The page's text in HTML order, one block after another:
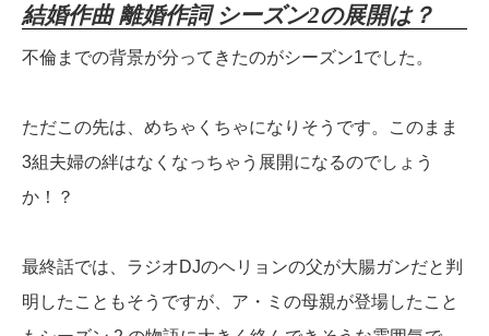
結婚作曲 離婚作詞 シーズン2の展開は？
不倫までの背景が分ってきたのがシーズン1でした。
ただこの先は、めちゃくちゃになりそうです。このまま
3組夫婦の絆はなくなっちゃう展開になるのでしょう
か！？
最終話では、ラジオDJのヘリョンの父が大腸ガンだと判
明したこともそうですが、ア・ミの母親が登場したこと